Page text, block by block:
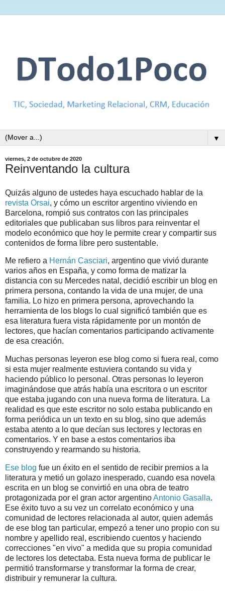
▼
viernes, 2 de octubre de 2020
Reinventando la cultura
Quizás alguno de ustedes haya escuchado hablar de la
revista Orsai, y cómo un escritor argentino viviendo en
Barcelona, rompió sus contratos con las principales
editoriales que publicaban sus libros para reinventar el
modelo económico que hoy le permite crear y compartir sus
contenidos de forma libre pero sustentable.
Me refiero a Hernán Casciari, argentino que vivió durante
varios años en España, y como forma de matizar la
distancia con su Mercedes natal, decidió escribir un blog en
primera persona, contando la vida de una mujer, de una
familia. Lo hizo en primera persona, aprovechando la
herramienta de los blogs lo cual significó también que es
esa literatura fuera vista rápidamente por un montón de
lectores, que hacían comentarios participando activamente
de esa creación.
Muchas personas leyeron ese blog como si fuera real, como
si esta mujer realmente estuviera contando su vida y
haciendo público lo personal. Otras personas lo leyeron
imaginándose que atrás había una escritora o un escritor
que estaba jugando con una nueva forma de literatura. La
realidad es que este escritor no solo estaba publicando en
forma periódica un un texto en su blog, sino que además
estaba atento a lo que decían sus lectores y lectoras en
comentarios. Y en base a estos comentarios iba
construyendo y rearmando su historia.
Ese blog fue un éxito en el sentido de recibir premios a la
literatura y metió un golazo inesperado, cuando esa novela
escrita en un blog se convirtió en una obra de teatro
protagonizada por el gran actor argentinoAntonio Gasalla.
Ese éxito tuvo a su vez un correlato económico y una
comunidad de lectores relacionada al autor, quien además
de ese blog tan particular, empezó a tener uno propio con su
nombre y apellido real, escribiendo cuentos y haciendo
correcciones "en vivo" a medida que su propia comunidad
de lectores los detectaba. Esta nueva forma de publicar le
permitió transformarse y transformar la forma de crear,
distribuir y remunerar la cultura.